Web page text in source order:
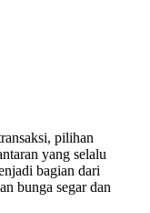
pilihan
yang selalu
bagian dari
bunga segar dan